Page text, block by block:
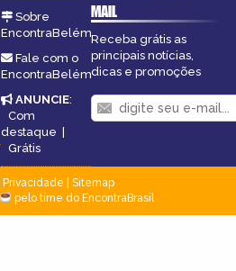
Sobre
EncontraBelém
Fale com o
EncontraBelém
ANUNCIE:
Com
destaque |
Grátis
MAIL
Receba grátis as
principais notícias,
dicas e promoções
Privacidade
Sitemap
pelo time do EncontraBrasil